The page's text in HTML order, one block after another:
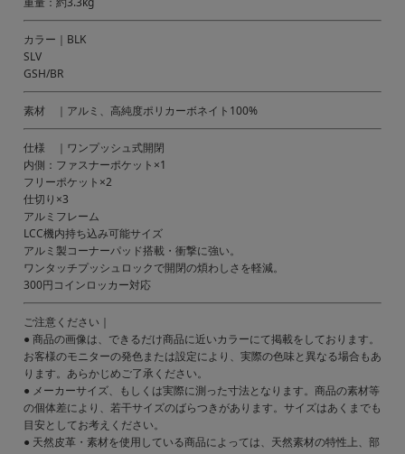
カラー｜BLK
SLV
GSH/BR
素材 ｜アルミ、高純度ポリカーボネイト100%
仕様 ｜ワンプッシュ式開閉
内側：ファスナーポケット×1
フリーポケット×2
仕切り×3
アルミフレーム
LCC機内持ち込み可能サイズ
アルミ製コーナーパッド搭載・衝撃に強い。
ワンタッチプッシュロックで開閉の煩わしさを軽減。
300円コインロッカー対応
ご注意ください｜
● 商品の画像は、できるだけ商品に近いカラーにて掲載をしております。
お客様のモニターの発色または設定により、実際の色味と異なる場合もあ
ります。あらかじめご了承ください。
● メーカーサイズ、もしくは実際に測った寸法となります。商品の素材等
の個体差により、若干サイズのばらつきがあります。サイズはあくまでも
目安としてお考えください。
● 天然皮革・素材を使用している商品によっては、天然素材の特性上、部